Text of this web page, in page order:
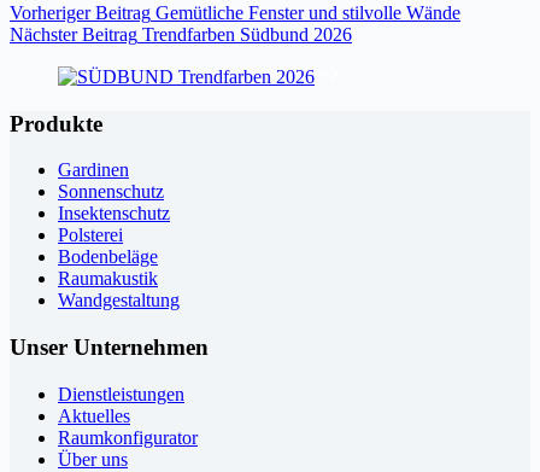
VorherigerBeitrag Gemütliche Fenster und stilvolle Wände
NächsterBeitrag Trendfarben Südbund 2026
Produkte
Gardinen
Sonnenschutz
Insektenschutz
Polsterei
Bodenbeläge
Raumakustik
Wandgestaltung
Unser Unternehmen
Dienstleistungen
Aktuelles
Raumkonfigurator
Über uns